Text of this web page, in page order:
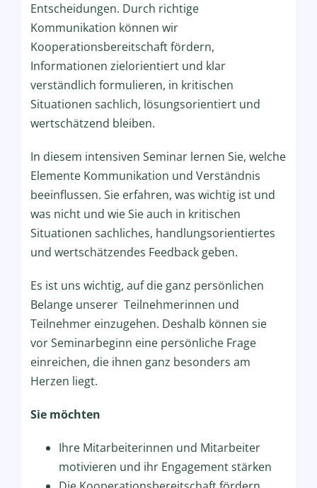
Entscheidungen. Durch richtige
Kommunikation können wir
Kooperationsbereitschaft fördern,
Informationen zielorientiert und klar
verständlich formulieren, in kritischen
Situationen sachlich, lösungsorientiert und
wertschätzend bleiben.
In diesem intensiven Seminar lernen Sie, welche
Elemente Kommunikation und Verständnis
beeinflussen. Sie erfahren, was wichtig ist und
was nicht und wie Sie auch in kritischen
Situationen sachliches, handlungsorientiertes
und wertschätzendes Feedback geben.
Es ist uns wichtig, auf die ganz persönlichen
Belange unserer Teilnehmerinnen und
Teilnehmer einzugehen. Deshalb können sie
vor Seminarbeginn eine persönliche Frage
einreichen, die ihnen ganz besonders am
Herzen liegt.
Sie möchten
Ihre Mitarbeiterinnen und Mitarbeiter
motivieren und ihr Engagement stärken